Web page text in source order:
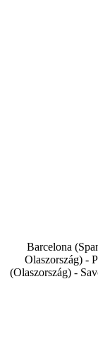
Barcelona
Olaszország) -
(Olaszország) -